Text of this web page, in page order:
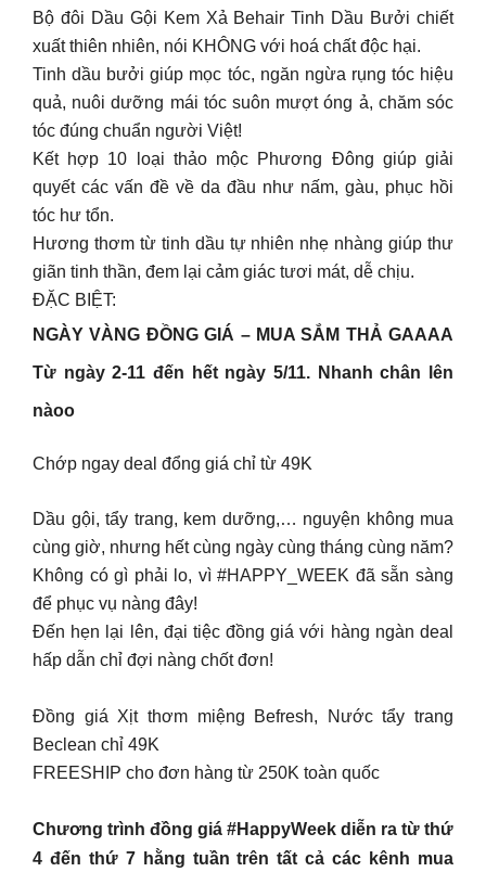
Bộ đôi Dầu Gội Kem Xả Behair Tinh Dầu Bưởi chiết
xuất thiên nhiên, nói KHÔNG với hoá chất độc hại.
Tinh dầu bưởi giúp mọc tóc, ngăn ngừa rụng tóc hiệu
quả, nuôi dưỡng mái tóc suôn mượt óng ả, chăm sóc
tóc đúng chuẩn người Việt!
Kết hợp 10 loại thảo mộc Phương Đông giúp giải
quyết các vấn đề về da đầu như nấm, gàu, phục hồi
tóc hư tổn.
Hương thơm từ tinh dầu tự nhiên nhẹ nhàng giúp thư
giãn tinh thần, đem lại cảm giác tươi mát, dễ chịu.
ĐẶC BIỆT:
NGÀY VÀNG ĐỒNG GIÁ – MUA SẮM THẢ GAAAA
Từ ngày 2-11 đến hết ngày 5/11. Nhanh chân lên
nàoo
Chớp ngay deal đổng giá chỉ từ 49K
Dầu gội, tẩy trang, kem dưỡng,… nguyện không mua
cùng giờ, nhưng hết cùng ngày cùng tháng cùng năm?
Không có gì phải lo, vì #HAPPY_WEEK đã sẵn sàng
để phục vụ nàng đây!
Đến hẹn lại lên, đại tiệc đồng giá với hàng ngàn deal
hấp dẫn chỉ đợi nàng chốt đơn!
Đồng giá Xịt thơm miệng Befresh, Nước tẩy trang
Beclean chỉ 49K
FREESHIP cho đơn hàng từ 250K toàn quốc
Chương trình đồng giá #HappyWeek diễn ra từ thứ
4 đến thứ 7 hằng tuần trên tất cả các kênh mua